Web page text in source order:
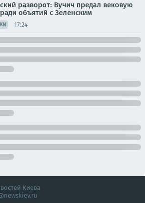
разворот: Вучич предал вековую
объятий с Зеленским
17:24
Киева